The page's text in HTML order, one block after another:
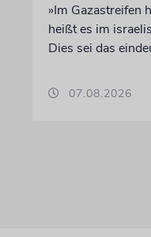
»Im Gazastreifen
heißt es im
Dies sei das
07.08.2026